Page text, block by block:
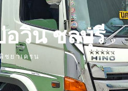
อวิน ชลบุรี
ชยาเครน